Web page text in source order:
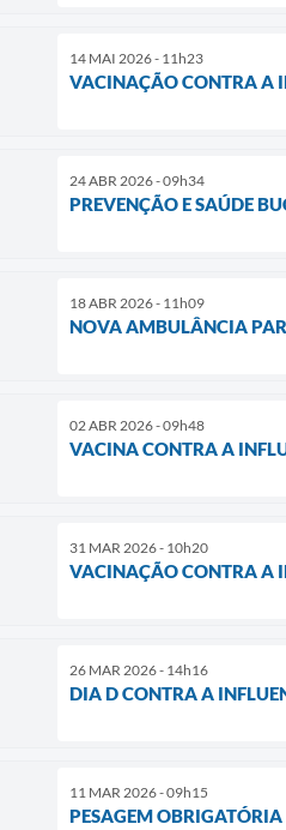
14 MAI 2026 - 11h23
VACINAÇÃO CONTRA A
24 ABR 2026 - 09h34
PREVENÇÃO E SAÚDE
18 ABR 2026 - 11h09
NOVA AMBULÂNCIA
02 ABR 2026 - 09h48
VACINA CONTRA A
31 MAR 2026 - 10h20
VACINAÇÃO CONTRA A
26 MAR 2026 - 14h16
DIA D CONTRA A
11 MAR 2026 - 09h15
PESAGEM